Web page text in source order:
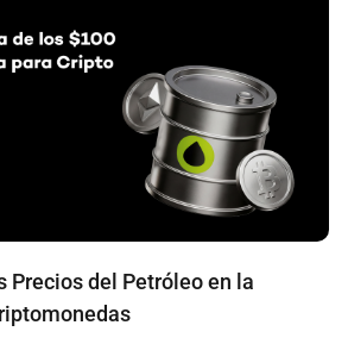
Precios del Petróleo en la